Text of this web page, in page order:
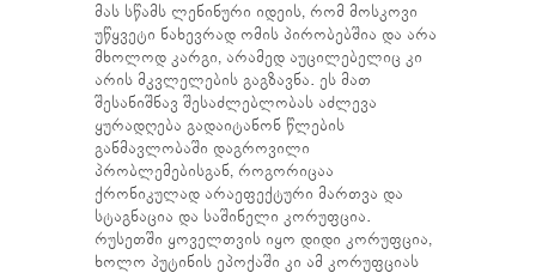
მას სწამს ლენინური იდეის, რომ მოსკოვი
უწყვეტი ნახევრად ომის პირობებშია და არა
მხოლოდ კარგი, არამედ აუცილებელიც კი
არის მკვლელების გაგზავნა. ეს მათ
შესანიშნავ შესაძლებლობას აძლევა
ყურადღება გადაიტანონ წლების
განმავლობაში დაგროვილი
პრობლემებისგან, როგორიცაა
ქრონიკულად არაეფექტური მართვა და
სტაგნაცია და საშინელი კორუფცია.
რუსეთში ყოველთვის იყო დიდი კორუფცია,
ხოლო პუტინის ეპოქაში კი ამ კორუფციას